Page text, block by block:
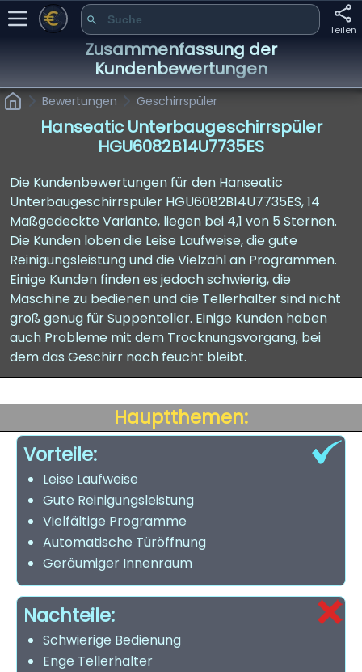
Teilen
Zusammenfassung der
Kundenbewertungen
Bewertungen Geschirrspüler
Hanseatic Unterbaugeschirrspüler
HGU6082B14U7735ES
Die Kundenbewertungen für den Hanseatic
Unterbaugeschirrspüler HGU6082B14U7735ES, 14
Maßgedeckte Variante, liegen bei 4,1 von 5 Sternen.
Die Kunden loben die Leise Laufweise, die gute
Reinigungsleistung und die Vielzahl an Programmen.
Einige Kunden finden es jedoch schwierig, die
Maschine zu bedienen und die Tellerhalter sind nicht
groß genug für Suppenteller. Einige Kunden haben
auch Probleme mit dem Trocknungsvorgang, bei
dem das Geschirr noch feucht bleibt.
Hauptthemen:
Vorteile:
Leise Laufweise
Gute Reinigungsleistung
Vielfältige Programme
Automatische Türöffnung
Geräumiger Innenraum
Nachteile:
Schwierige Bedienung
Enge Tellerhalter